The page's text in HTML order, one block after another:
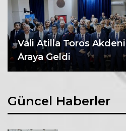
Vali Atilla Toros
Araya Geldi
Güncel Haberler